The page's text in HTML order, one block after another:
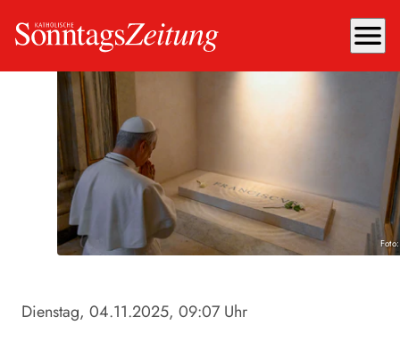
menu
Dienstag, 04.11.2025, 09:07 Uhr